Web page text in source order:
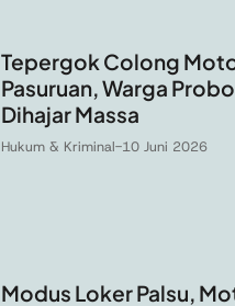
Tepergok Colong
Pasuruan, Warga
Dihajar Massa
Hukum & Kriminal-10 Juni 2026
Modus Loker Palsu,